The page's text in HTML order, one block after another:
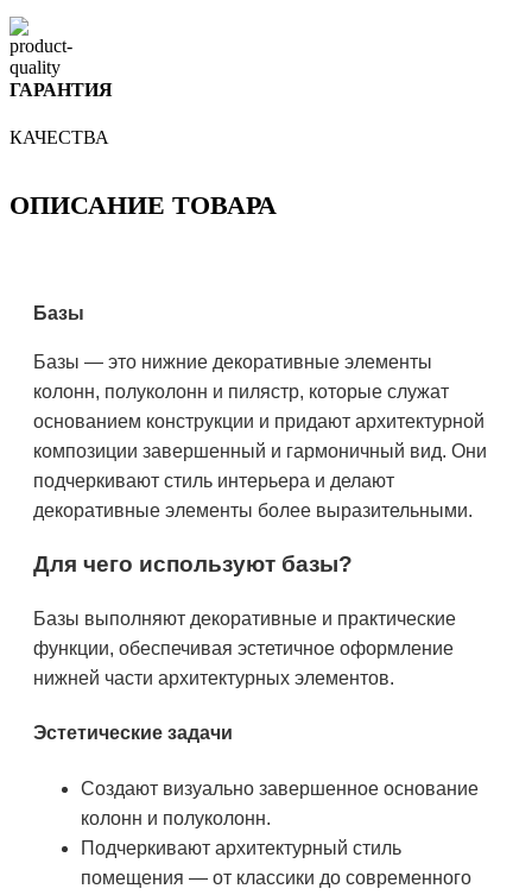
ГАРАНТИЯ
КАЧЕСТВА
ОПИСАНИЕ ТОВАРА
Базы
Базы — это нижние декоративные элементы
колонн, полуколонн и пилястр, которые служат
основанием конструкции и придают архитектурной
композиции завершенный и гармоничный вид. Они
подчеркивают стиль интерьера и делают
декоративные элементы более выразительными.
Для чего используют базы?
Базы выполняют декоративные и практические
функции, обеспечивая эстетичное оформление
нижней части архитектурных элементов.
Эстетические задачи
Создают визуально завершенное основание
колонн и полуколонн.
Подчеркивают архитектурный стиль
помещения — от классики до современного